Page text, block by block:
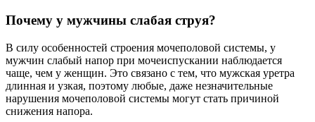
Почему у мужчины слабая струя?
В силу особенностей строения мочеполовой системы, у
мужчин слабый напор при мочеиспускании наблюдается
чаще, чем у женщин. Это связано с тем, что мужская уретра
длинная и узкая, поэтому любые, даже незначительные
нарушения мочеполовой системы могут стать причиной
снижения напора.